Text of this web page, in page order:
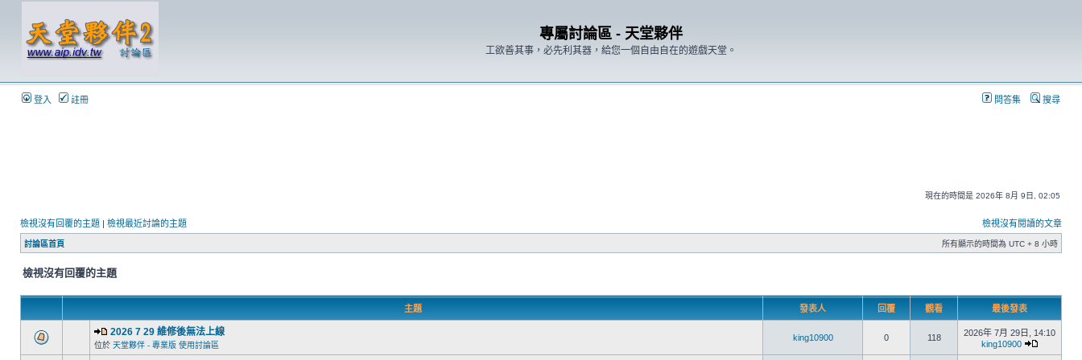
專屬討論區 - 天堂夥伴
工欲善其事，必先利其器，給您一個自由自在的遊戲天堂。
登入 註冊 問答集 搜尋
現在的時間是 2026年 8月 9日, 02:05
檢視沒有回覆的主題 | 檢視最近討論的主題 檢視沒有閱讀的文章
討論區首頁 所有顯示的時間為 UTC + 8 小時
檢視沒有回覆的主題
主題 發表人 回覆 觀看 最後發表
2026 7 29 維修後無法上線
位於 天堂夥伴 - 專業版 使用討論區
king10900 0 118
2026年 7月 29日, 14:10
king10900